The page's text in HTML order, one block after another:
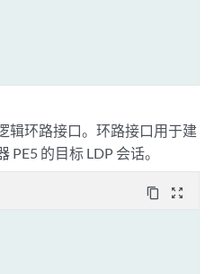
辑环路接口。环路接口用于建
PE5 的目标 LDP 会话。
content_copy zoom_out_map